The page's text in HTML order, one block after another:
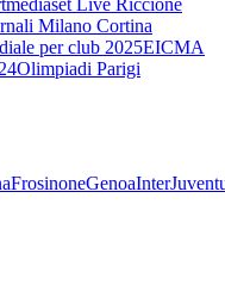
Live Riccione
Milano Cortina
per club 2025EICMA
Olimpiadi Parigi
FrosinoneGenoaInter